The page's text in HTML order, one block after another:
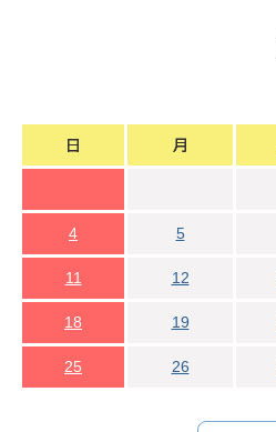
4 5
11 12
18 19
25 26